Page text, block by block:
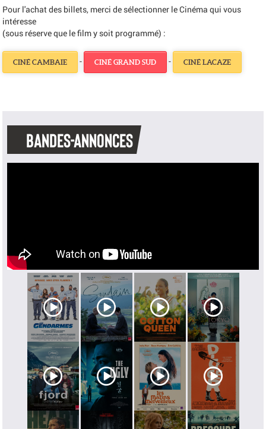
Pour l'achat des billets, merci de sélectionner le Cinéma qui vous
intéresse
(sous réserve que le film y soit programmé) :
CINÉ CAMBAIE - CINÉ GRAND SUD - CINÉ LACAZE
BANDES-ANNONCES